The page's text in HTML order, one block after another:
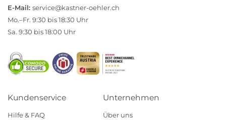
E-Mail: service@kastner-oehler.ch
Mo.–Fr. 9:30 bis 18:30 Uhr
Sa. 9:30 bis 18:00 Uhr
Kundenservice
Hilfe & FAQ
Unternehmen
Über uns